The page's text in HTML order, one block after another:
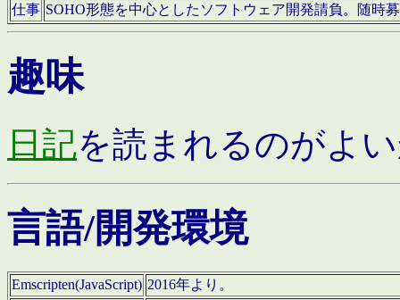
仕事 SOHO形態を中心としたソフトウェア開発請負。随時
趣味
日記を読まれるのがよ
言語/開発環境
Emscripten(JavaScript) 2016年より。